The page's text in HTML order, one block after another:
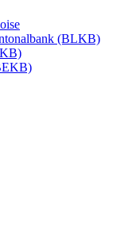
(BLKB)